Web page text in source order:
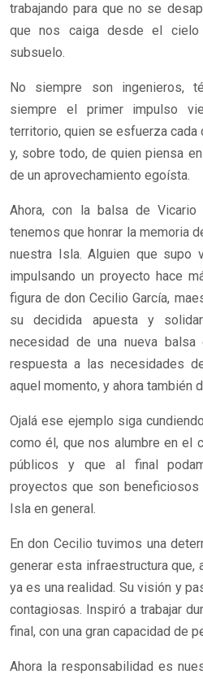
trabajando para que no se
que nos caiga desde el
subsuelo.
No siempre son ingenieros,
siempre el primer impulso
territorio, quien se esfuerza
y, sobre todo, de quien piensa
de un aprovechamiento egoísta.
Ahora, con la balsa de Vicario
tenemos que honrar la memoria
nuestra Isla. Alguien que supo
impulsando un proyecto hace
figura de don Cecilio García,
su decidida apuesta y
necesidad de una nueva
respuesta a las necesidades
aquel momento, y ahora también
Ojalá ese ejemplo siga
como él, que nos alumbre en el
públicos y que al final
proyectos que son
Isla en general.
En don Cecilio tuvimos una
generar esta infraestructura
ya es una realidad. Su visión y
contagiosas. Inspiró a trabajar
final, con una gran capacidad de
Ahora la responsabilidad es